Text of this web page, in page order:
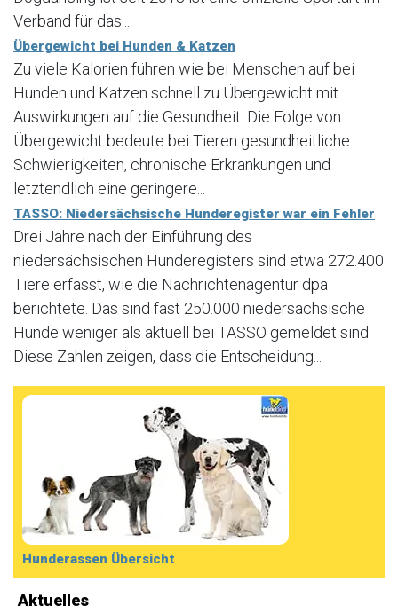
Verband für das...
Übergewicht bei Hunden & Katzen
Zu viele Kalorien führen wie bei Menschen auf bei
Hunden und Katzen schnell zu Übergewicht mit
Auswirkungen auf die Gesundheit. Die Folge von
Übergewicht bedeute bei Tieren gesundheitliche
Schwierigkeiten, chronische Erkrankungen und
letztendlich eine geringere...
TASSO: Niedersächsische Hunderegister war ein Fehler
Drei Jahre nach der Einführung des
niedersächsischen Hunderegisters sind etwa 272.400
Tiere erfasst, wie die Nachrichtenagentur dpa
berichtete. Das sind fast 250.000 niedersächsische
Hunde weniger als aktuell bei TASSO gemeldet sind.
Diese Zahlen zeigen, dass die Entscheidung...
Hunderassen Übersicht
Aktuelles